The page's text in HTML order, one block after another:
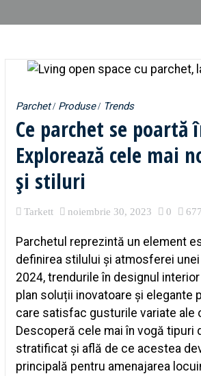
Parchet Produse Trends
Ce parchet se poartă
Explorează cele mai
și stiluri
Tarkett noiembrie 30, 2023 0
Parchetul reprezintă un element
definirea stilului și atmosferei
2024, trendurile în designul
plan soluții inovatoare și elegante
care satisfac gusturile variate ale
Descoperă cele mai în vogă tipuri
stratificat și află de ce acestea
principală pentru amenajarea